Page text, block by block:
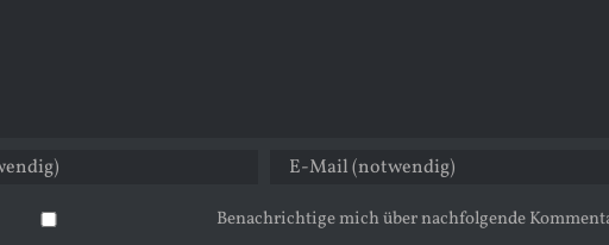
Benachrichtige mich über nachfolgende